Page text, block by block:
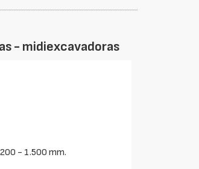
- midiexcavadoras
- 1.500 mm.